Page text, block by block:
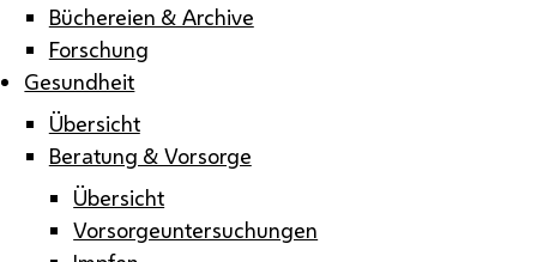
Büchereien & Archive
Forschung
Gesundheit
Übersicht
Beratung & Vorsorge
Übersicht
Vorsorgeuntersuchungen